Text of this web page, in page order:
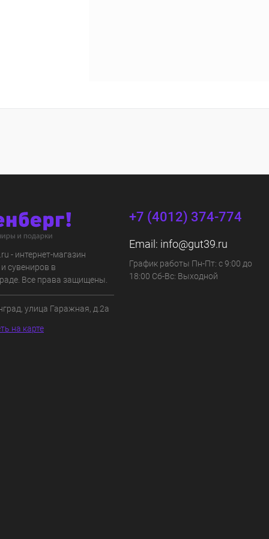
- интернет-магазин
сувениров в
Все права защищены.
улица Гаражная, д.2а
на карте
+7 (4012) 374-774
Email: info@gut39.ru
График работы Пн-Пт: с 9:00 до
18:00 Сб-Вс: Выходной